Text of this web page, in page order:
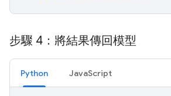
步驟 4：將結果傳回模型
Python JavaScript